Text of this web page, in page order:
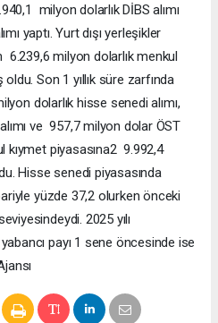
milyon dolarlık DİBS alımı
yaptı. Yurt dışı yerleşikler
6.239,6 milyon dolarlık menkul
Son 1 yıllık süre zarfında
dolarlık hisse senedi alımı,
ve 957,7 milyon dolar ÖST
kıymet piyasasına2 9.992,4
Hisse senedi piyasasında
yüzde 37,2 olurken önceki
2025 yılı
payı 1 sene öncesinde ise